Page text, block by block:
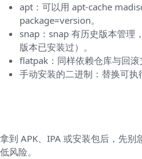
apt：可以用 apt-cache
package=version。
snap：snap 有历史版本管理
版本已安装过）。
flatpak：同样依赖仓库与回滚
手动安装的二进制：替换可执
拿到 APK、IPA 或安装包后，先
低风险。